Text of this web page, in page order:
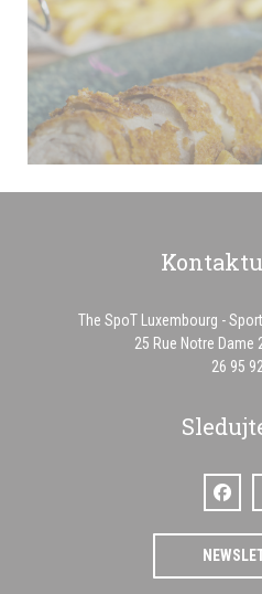
The SpoT Luxembourg -
25 Rue Notre Dame
26 95